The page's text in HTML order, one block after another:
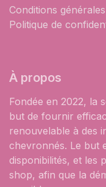
Conditions générales
Politique de
À propos
Fondée en 2022, la
but de fournir
renouvelable à des
chevronnés. Le but
disponibilités, et les
shop, afin que la